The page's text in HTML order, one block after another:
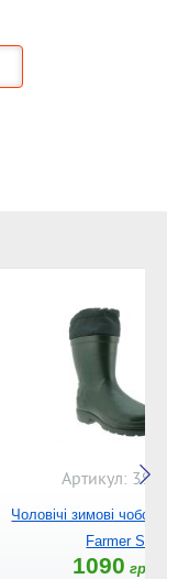
Артикул: 3911
Чоловічі зимові чоботи
Farmer S
1090 грн.